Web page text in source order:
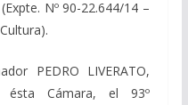
Nº 90-22.644/14 –
LIVERATO,
ésta Cámara, el 93º